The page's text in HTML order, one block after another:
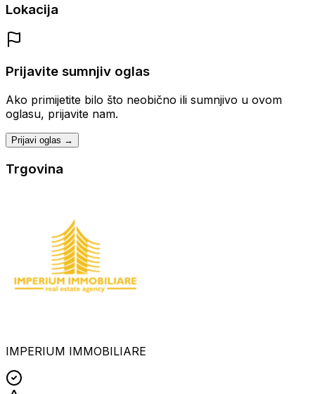
Lokacija
Prijavite sumnjiv oglas
Ako primijetite bilo što neobično ili sumnjivo u ovom
oglasu, prijavite nam.
Prijavi oglas →
Trgovina
IMPERIUM IMMOBILIARE